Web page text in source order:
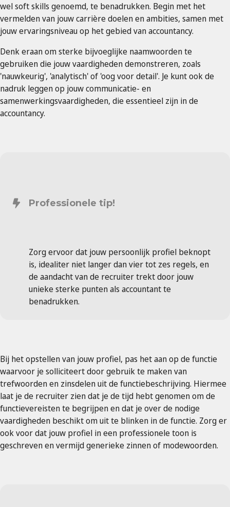
wel soft skills genoemd, te benadrukken. Begin met het
vermelden van jouw carrière doelen en ambities, samen met
jouw ervaringsniveau op het gebied van accountancy.
Denk eraan om sterke bijvoeglijke naamwoorden te
gebruiken die jouw vaardigheden demonstreren, zoals
'nauwkeurig', 'analytisch' of 'oog voor detail'. Je kunt ook de
nadruk leggen op jouw communicatie- en
samenwerkingsvaardigheden, die essentieel zijn in de
accountancy.
Professionele tip!
Zorg ervoor dat jouw persoonlijk profiel beknopt
is, idealiter niet langer dan vier tot zes regels, en
de aandacht van de recruiter trekt door jouw
unieke sterke punten als accountant te
benadrukken.
Bij het opstellen van jouw profiel, pas het aan op de functie
waarvoor je solliciteert door gebruik te maken van
trefwoorden en zinsdelen uit de functiebeschrijving. Hiermee
laat je de recruiter zien dat je de tijd hebt genomen om de
functievereisten te begrijpen en dat je over de nodige
vaardigheden beschikt om uit te blinken in de functie. Zorg er
ook voor dat jouw profiel in een professionele toon is
geschreven en vermijd generieke zinnen of modewoorden.